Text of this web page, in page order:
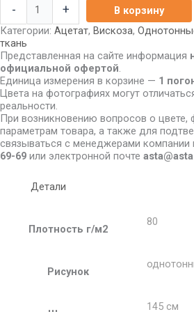
- +
В корзину
Категории: Ацетат, Вискоза,
ткань
Представленная на сайте информация
официальной офертой.
Единица измерения в корзине — 1
Цвета на фотографиях могут
реальности.
При возникновению вопросов о цвете,
параметрам товара, а также для
связываться с менеджерами компании
69-69 или электронной почте
Детали
Плотность г/м2
80
Рисунок
145 см